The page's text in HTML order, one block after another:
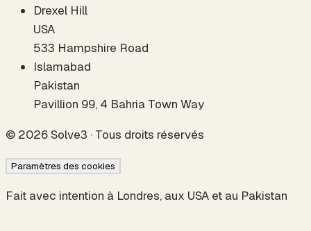
Drexel Hill
USA
533 Hampshire Road
Islamabad
Pakistan
Pavillion 99, 4 Bahria Town Way
© 2026Solve3 · Tous droits réservés
Paramètres des cookies
Fait avec intention à Londres, aux USA et au Pakistan